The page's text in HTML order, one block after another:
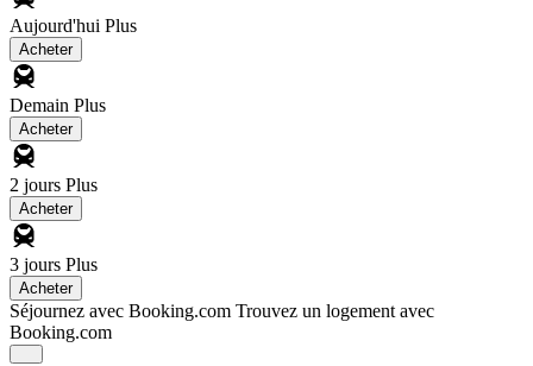
Aujourd'hui Plus
Acheter
Demain Plus
Acheter
2 jours Plus
Acheter
3 jours Plus
Acheter
Séjournez avec Booking.com Trouvez un logement avec
Booking.com